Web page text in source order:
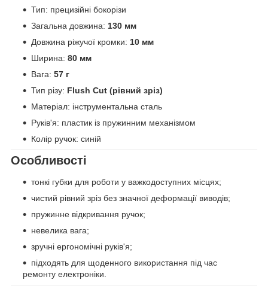
Тип: прецизійні бокорізи
Загальна довжина: 130 мм
Довжина ріжучої кромки: 10 мм
Ширина: 80 мм
Вага: 57 г
Тип різу: Flush Cut (рівний зріз)
Матеріал: інструментальна сталь
Руків'я: пластик із пружинним механізмом
Колір ручок: синій
Особливості
тонкі губки для роботи у важкодоступних місцях;
чистий рівний зріз без значної деформації виводів;
пружинне відкривання ручок;
невелика вага;
зручні ергономічні руків'я;
підходять для щоденного використання під час
ремонту електроніки.